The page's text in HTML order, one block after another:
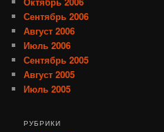
Сентябрь 2006
Август 2006
Июль 2006
Сентябрь 2005
Август 2005
Июль 2005
РУБРИКИ